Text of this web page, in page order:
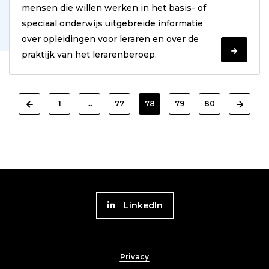
mensen die willen werken in het basis- of
speciaal onderwijs uitgebreide informatie
over opleidingen voor leraren en over de
praktijk van het lerarenberoep.
Verder
lezen
prev 1 … 77 78 79 80 next
FooterPrivacy
Volg
Platform
Werk
LinkedIn